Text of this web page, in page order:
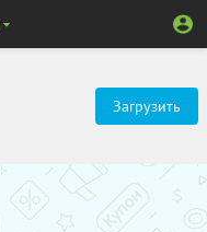
Загрузить